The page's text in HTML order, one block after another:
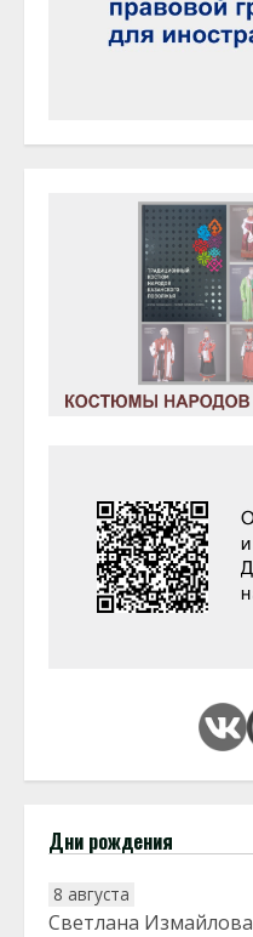
Дни рождения
8 августа
Светлана Измайлова